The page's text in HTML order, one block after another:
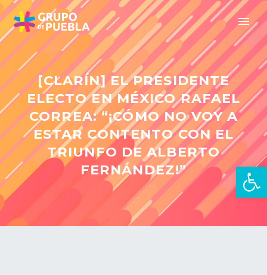
en
[CLARÍN] EL PRESIDENTE
ELECTO EN MÉXICO RAFAEL
CORREA: “¡CÓMO NO VOY A
ESTAR CONTENTO CON EL
TRIUNFO DE ALBERTO
FERNÁNDEZ!”